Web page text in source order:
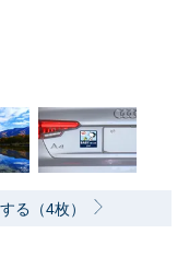
る（4枚）